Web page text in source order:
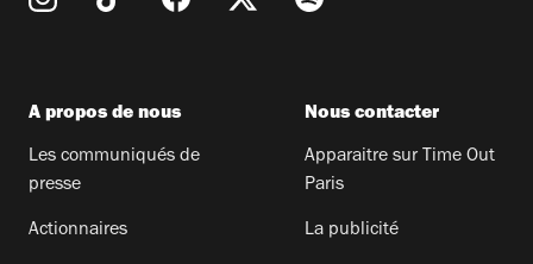
A propos de nous
Les communiqués de
presse
Actionnaires
Nous contacter
Apparaitre sur Time Out
Paris
La publicité